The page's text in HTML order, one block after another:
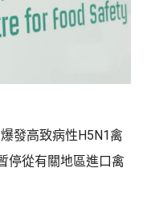
發高致病性H5N1禽
停從有關地區進口禽